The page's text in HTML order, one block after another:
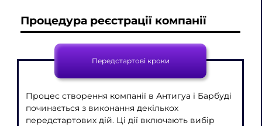
Процедура реєстрації компанії
Передстартові кроки
Процес створення компанії в Антигуа і Барбуді
починається з виконання декількох
передстартових дій. Ці дії включають вибір